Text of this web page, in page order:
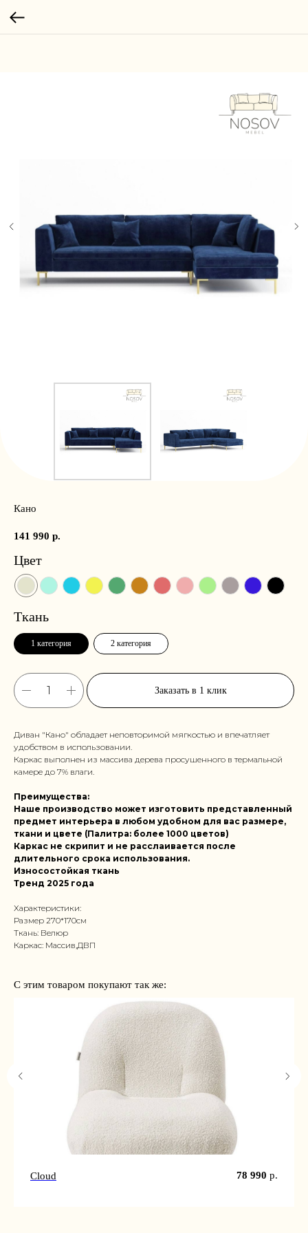
Кано
141 990 р.
Цвет
Ткань
1 категория 2 категория
Заказать в 1 клик
Диван "Кано" обладает неповторимой мягкостью и впечатляет
удобством в использовании.
Каркас выполнен из массива дерева просушенного в термальной
камере до 7% влаги.
Преимущества:
Наше производство может изготовить представленный
предмет интерьера в любом удобном для вас размере,
ткани и цвете (Палитра: более 1000 цветов)
Каркас не скрипит и не расслаивается после
длительного срока использования.
Износостойкая ткань
Тренд 2025 года
Характеристики:
Размер 270*170см
Ткань: Велюр
Каркас: Массив,ДВП
С этим товаром покупают так же:
Cloud 78 990 р.